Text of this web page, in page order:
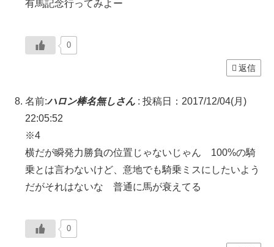
有馬記念行ってみよー
0
返信
名前:ハロン棒名無しさん : 投稿日：2017/12/04(月)
22:05:52
※4
横だが瞬発力勝負の位置じゃないじゃん 100%の騎
乗とは言わないけど、意地でも騎乗ミスにしたいよう
だがそれはないな 普通に馬が衰えてる
0